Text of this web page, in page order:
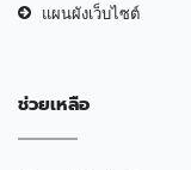
แผนผังเว็บไซต์
ช่วยเหลือ